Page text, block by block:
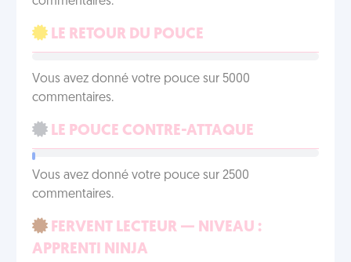
LE RETOUR DU POUCE
Vous avez donné votre pouce sur 5000
commentaires.
LE POUCE CONTRE-ATTAQUE
Vous avez donné votre pouce sur 2500
commentaires.
FERVENT LECTEUR — NIVEAU :
APPRENTI NINJA